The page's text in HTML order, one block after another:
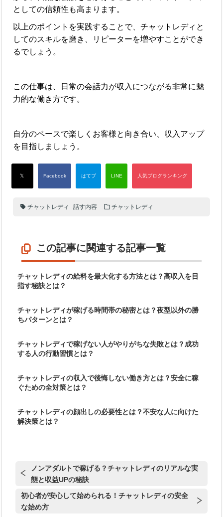
としての信頼性も高まります。
以上のポイントを実践することで、チャットレディと
してのスキルを磨き、リピーターを増やすことができ
るでしょう。
この仕事は、日常の会話力が収入につながる非常に魅
力的な働き方です。
自分のペースで楽しくお客様と向き合い、収入アップ
を目指しましょう。
チャットレディ 話す内容 チャットレディ
この記事に関連する記事一覧
チャットレディの給料を最大化する方法とは？高収入を目
指す秘訣とは？
チャットレディが稼げる時間帯の秘密とは？夜型以外の勝
ちパターンとは？
チャットレディで稼げない人がやりがちな失敗とは？成功
する人の行動習慣とは？
チャットレディの収入で後悔しない働き方とは？安全に稼
ぐための全対策とは？
チャットレディの顔出しの必要性とは？不安な人に向けた
解決策とは？
ノンアダルトで稼げる？チャットレディのリアルな実
態と収益UPの秘訣
初心者が安心して始められる！チャットレディの安全
な始め方